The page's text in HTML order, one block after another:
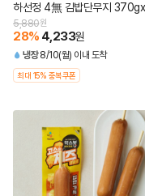
하선정 4無 김밥단무지
5,880원
28% 4,233원
냉장 8/10(월) 이내 도착
최대 15% 중복쿠폰